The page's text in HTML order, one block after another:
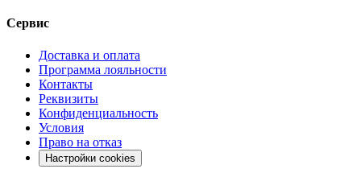
Сервис
Доставка и оплата
Программа лояльности
Контакты
Реквизиты
Конфиденциальность
Условия
Право на отказ
Настройки cookies